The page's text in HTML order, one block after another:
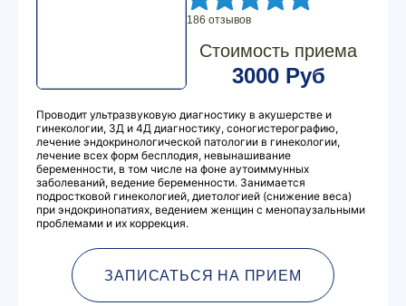
186 отзывов
Стоимость приема
3000 Руб
Проводит ультразвуковую диагностику в акушерстве и
гинекологии, 3Д и 4Д диагностику, соногистерографию,
лечение эндокринологической патологии в гинекологии,
лечение всех форм бесплодия, невынашивание
беременности, в том числе на фоне аутоиммунных
заболеваний, ведение беременности. Занимается
подростковой гинекологией, диетологией (снижение веса)
при эндокринопатиях, ведением женщин с менопаузальными
проблемами и их коррекция.
ЗАПИСАТЬСЯ НА ПРИЕМ